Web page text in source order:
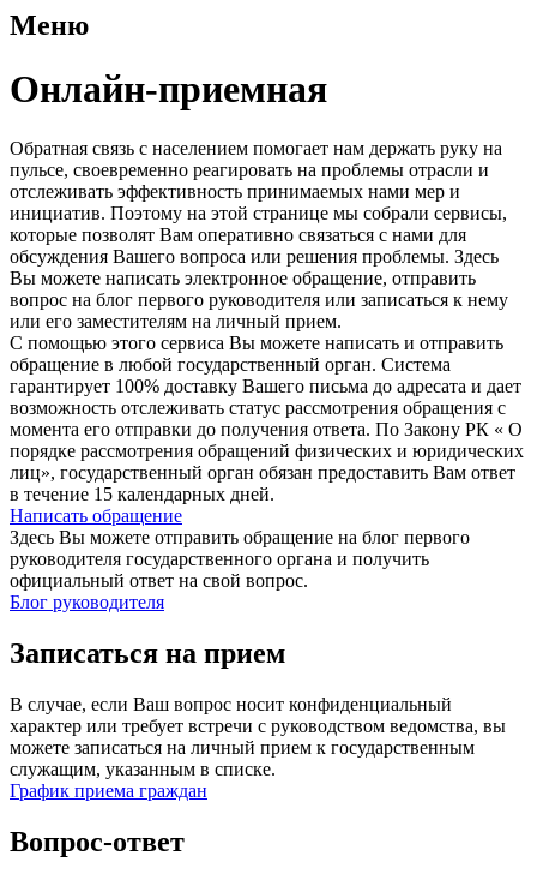
Меню
Онлайн-приемная
Обратная связь с населением помогает нам держать руку на
пульсе, своевременно реагировать на проблемы отрасли и
отслеживать эффективность принимаемых нами мер и
инициатив. Поэтому на этой странице мы собрали сервисы,
которые позволят Вам оперативно связаться с нами для
обсуждения Вашего вопроса или решения проблемы. Здесь
Вы можете написать электронное обращение, отправить
вопрос на блог первого руководителя или записаться к нему
или его заместителям на личный прием.
С помощью этого сервиса Вы можете написать и отправить
обращение в любой государственный орган. Система
гарантирует 100% доставку Вашего письма до адресата и дает
возможность отслеживать статус рассмотрения обращения с
момента его отправки до получения ответа. По Закону РК « О
порядке рассмотрения обращений физических и юридических
лиц», государственный орган обязан предоставить Вам ответ
в течение 15 календарных дней.
Написать обращение
Здесь Вы можете отправить обращение на блог первого
руководителя государственного органа и получить
официальный ответ на свой вопрос.
Блог руководителя
Записаться на прием
В случае, если Ваш вопрос носит конфиденциальный
характер или требует встречи с руководством ведомства, вы
можете записаться на личный прием к государственным
служащим, указанным в списке.
График приема граждан
Вопрос-ответ